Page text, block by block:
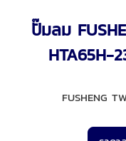
ปั๊มลม
HTA65H-
FUSHENG